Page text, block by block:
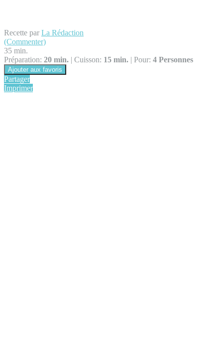
Recette par La Rédaction
(Commenter)
35 min.
Préparation: 20 min. | Cuisson: 15 min. | Pour: 4 Personnes
Ajouter aux favoris
Partager
Imprimer